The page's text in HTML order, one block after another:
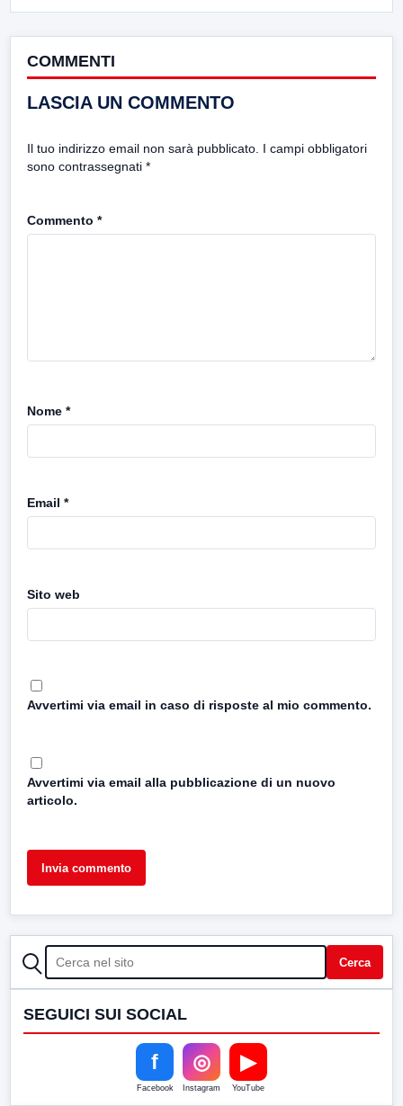
COMMENTI
LASCIA UN COMMENTO
Il tuo indirizzo email non sarà pubblicato. I campi obbligatori
sono contrassegnati *
Commento *
Nome *
Email *
Sito web
Avvertimi via email in caso di risposte al mio commento.
Avvertimi via email alla pubblicazione di un nuovo
articolo.
CERCA Cerca
SEGUICI SUI SOCIAL
f
Facebook
◎
Instagram
▶
YouTube